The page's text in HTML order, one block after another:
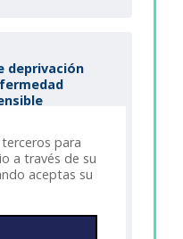
para
a través de su
aceptas su
deprivación